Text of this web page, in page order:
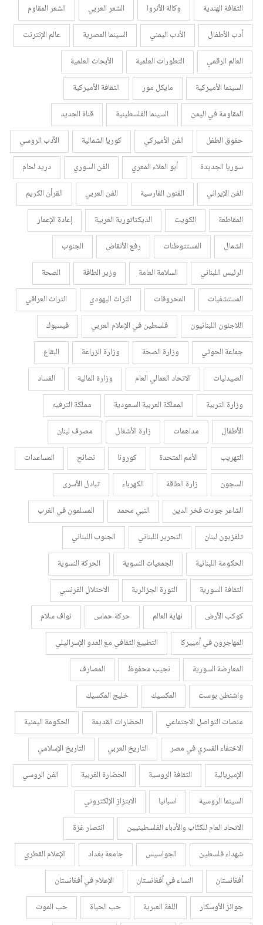
الثقافة الهندية وكالة الأنروا الشعر العربي
الشعر المقاوم
أدب الأطفال
الأدب اليمني السينما المصرية
عالم الإنترنت
العالم الرقمي
التطورات العلمية
الأبحاث العلمية
السينما الأميركية
مايكل مور
الثقافة الأميركية
المقاومة في اليمن
السينما الفلسطينية
قناة الجديد
حقوق الطفل
الفن الأميركي كوريا الشمالية
الأدب الروسي
سوريا الجديدة
أبو العلاء المعري الفن السوري
دريد لحام
الفن الإيراني
الفنون الفارسية الفن العربي
القرأن الكريم
المقاطعة
الكويت الديكتاتورية العربية
إعادة الإعمار
الشمال
المستتوطنات رفع الأنقاض
الجنوب
الرئيس اللبناني
السلامة العامة وزير الطاقة
الصحة
المستشفيات
المحروقات التراث اليهودي
التراث العراقي
اللاجئون اللبنانيون
فلسطين في الإعلام العربي
فيسبوك
جماعة الحوثي
وزارة الصحة وزارة الزراعة
البقاع
الصيدليات
الاتحاد العمالي العام وزارة المالية
الفساد
وزارة التربية
المملكة العربية السعودية
مملكة الترفيه
الأطفال
مداهمات زارة الأشغال
مصرف لبنان
التهريب
الأمم المتحدة كورونا نصائح
المساعدات
السجون
زارة الطاقة الكهرباء
تبادل الأسرى
الشاعر جودت فخر الدين
النبي محمد
المسلمون في الغرب
تلفزيون لبنان
التحرير اللبناني
الجنوب اللبناني
الحكومة اللبنانية
الجمعيات النسوية
الحركة النسوية
الثقافة السورية
الثورة الجزائرية
الاحتلال الفرنسي
كوكب الأرض
نهاية العالم حركة حماس
نواف سلام
المهاجرون في أمييركا
التطبيع الثقافي مع العدو الإسرائيلي
المعارضة السورية
نجيب محفوظ
المصارف
واشنطن بوست
المكسيك
خليج المكسيك
منصات التواصل الاجتماعي
الحضارات القديمة
الحكومة اليمنية
الاختفاء القسري في مصر
التاريخ العربي
التاريخ الإسلامي
الإمبريالية
الثقافة الروسية الحضارة الغربية
الفن الروسي
السينما الروسية
اسبانيا
الابتزاز الإلكتروني
الاتحاد العام للكتّاب والأدباء الفلسطينيين
انتصار غزة
شهداء فلسطين
الجواسيس جامعة بغداد
الإعلام القطري
أفغانستان
النساء في أفغانستان
الإعلام في أفغانستان
جوائز الأوسكار
اللغة العبرية حب الحياة
حب الموت